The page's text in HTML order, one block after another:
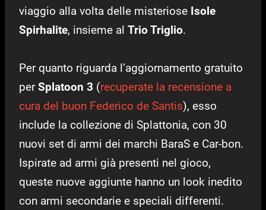
viaggio alla volta delle misteriose Isole
Spirhalite, insieme al Trio Triglio.
Per quanto riguarda l’aggiornamento gratuito
perSplatoon 3 (recuperate la recensione a
cura del buon Federico de Santis), esso
include la collezione di Splattonia, con 30
nuovi set di armi dei marchi BaraS e Car-bon.
Ispirate ad armi già presenti nel gioco,
queste nuove aggiunte hanno un look inedito
con armi secondarie e speciali differenti.